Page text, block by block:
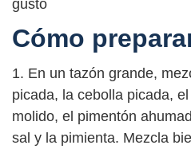
gusto
Cómo
1. En un tazón grande,
picada, la cebolla picada,
molido, el pimentón
sal y la pimienta. Mezcla